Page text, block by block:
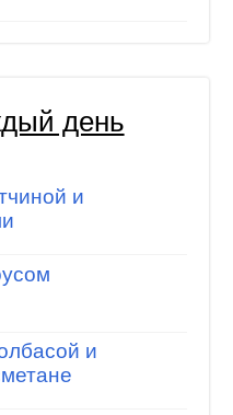
день
и
и